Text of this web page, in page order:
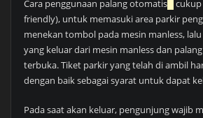
Cara penggunaan palang otomatis
friendly), untuk memasuki area parkir
menekan tombol pada mesin manless,
yang keluar dari mesin manless dan
terbuka. Tiket parkir yang telah di ambil
dengan baik sebagai syarat untuk dapat
Pada saat akan keluar, pengunjung wajib